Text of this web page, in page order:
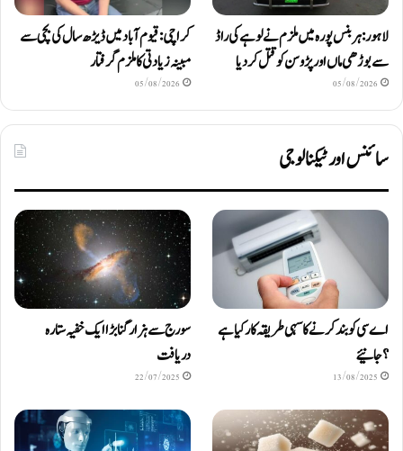
لاہور: ہربنس پورہ میں ملزم نے لوہے کی راڈ
سے بوڑھی ماں اور پڑوسن کو قتل کر دیا
05/08/2026
کراچی: قیوم آباد میں ڈیڑھ سال کی بچی سے
مبینہ زیادتی کا ملزم گرفتار
05/08/2026
سائنس اور ٹیکنالوجی
اے سی کو بند کرنے کا سہی طریقہ کار کیا ہے
؟ جانیئے
13/08/2025
سورج سے ہزار گنا بڑا ایک خفیہ ستارہ
دریافت
22/07/2025